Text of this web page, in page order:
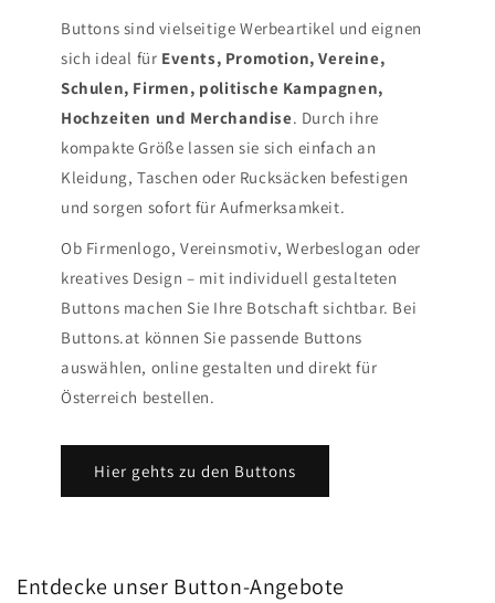
Buttons sind vielseitige Werbeartikel und eignen
sich ideal für Events, Promotion, Vereine,
Schulen, Firmen, politische Kampagnen,
Hochzeiten und Merchandise. Durch ihre
kompakte Größe lassen sie sich einfach an
Kleidung, Taschen oder Rucksäcken befestigen
und sorgen sofort für Aufmerksamkeit.
Ob Firmenlogo, Vereinsmotiv, Werbeslogan oder
kreatives Design – mit individuell gestalteten
Buttons machen Sie Ihre Botschaft sichtbar. Bei
Buttons.at können Sie passende Buttons
auswählen, online gestalten und direkt für
Österreich bestellen.
Hier gehts zu den Buttons
Entdecke unser Button-Angebote